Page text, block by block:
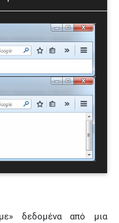
δεδομένα από μια